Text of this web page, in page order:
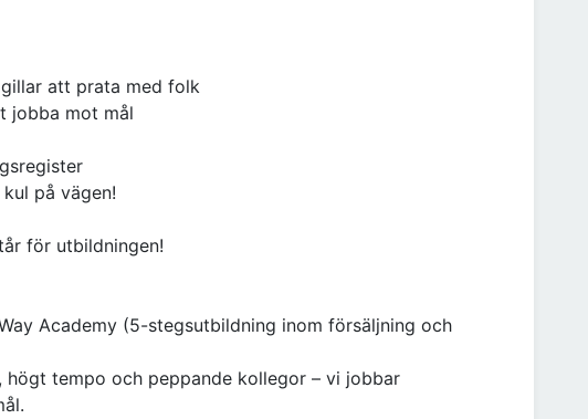
att prata med folk
jobba mot mål
på vägen!
för utbildningen!
Academy (5-stegsutbildning inom försäljning och
tempo och peppande kollegor – vi jobbar